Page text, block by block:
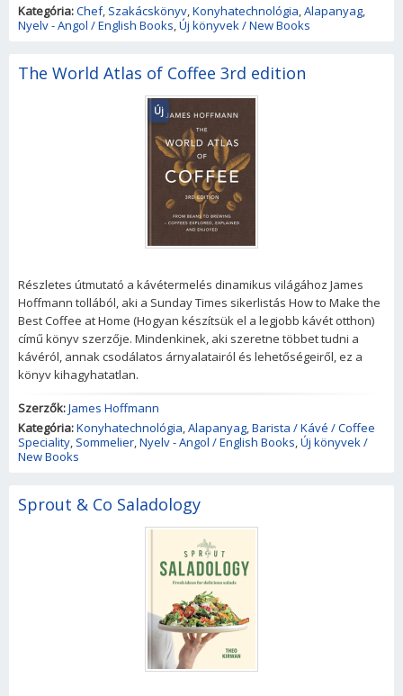
Kategória:Chef, Szakácskönyv,Konyhatechnológia,Alapanyag,
Nyelv - Angol / English Books,Új könyvek / New Books
The World Atlas of Coffee 3rd edition
Új
Részletes útmutató a kávétermelés dinamikus világához James
Hoffmann tollából, aki a Sunday Times sikerlistás How to Make the
Best Coffee at Home (Hogyan készítsük el a legjobb kávét otthon)
című könyv szerzője. Mindenkinek, aki szeretne többet tudni a
kávéról, annak csodálatos árnyalatairól és lehetőségeiről, ez a
könyv kihagyhatatlan.
Szerzők:James Hoffmann
Kategória:Konyhatechnológia,Alapanyag,Barista / Kávé / Coffee
Speciality, Sommelier,Nyelv - Angol / English Books,Új könyvek /
New Books
Sprout & Co Saladology